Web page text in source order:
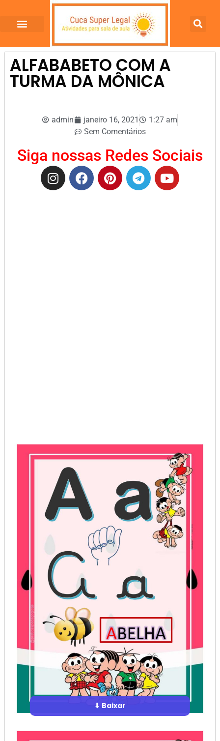
ALFABABETO COM A
TURMA DA MÔNICA
admin janeiro 16, 2021
1:27 am
Sem Comentários
Siga nossas Redes Sociais
⬇ Baixar